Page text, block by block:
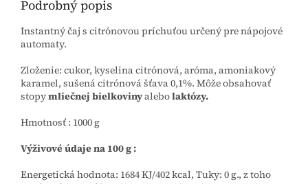
Podrobný popis
Instantný čaj s citrónovou príchuťou určený pre nápojové
automaty.
Zloženie: cukor, kyselina citrónová, aróma, amoniakový
karamel, sušená citrónová šťava 0,1%. Môže obsahovať
stopymliečnej bielkovinyalebolaktózy.
Hmotnosť : 1000 g
Výživové údaje na 100 g :
Energetická hodnota: 1684 KJ/402 kcal, Tuky: 0 g., z toho